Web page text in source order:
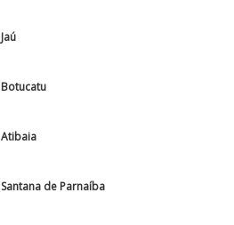
de Parnaíba